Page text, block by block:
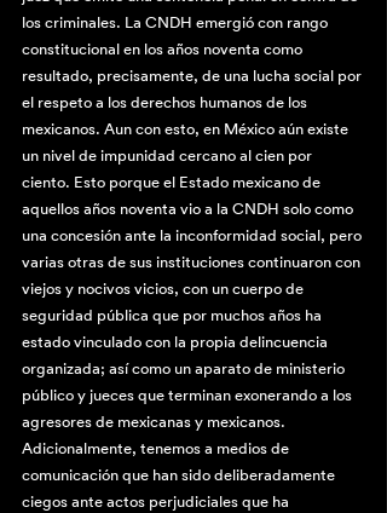
los criminales. La CNDH emergió con rango
constitucional en los años noventa como
resultado, precisamente, de una lucha social por
el respeto a los derechos humanos de los
mexicanos. Aun con esto, en México aún existe
un nivel de impunidad cercano al cien por
ciento. Esto porque el Estado mexicano de
aquellos años noventa vio a la CNDH solo como
una concesión ante la inconformidad social, pero
varias otras de sus instituciones continuaron con
viejos y nocivos vicios, con un cuerpo de
seguridad pública que por muchos años ha
estado vinculado con la propia delincuencia
organizada; así como un aparato de ministerio
público y jueces que terminan exonerando a los
agresores de mexicanas y mexicanos.
Adicionalmente, tenemos a medios de
comunicación que han sido deliberadamente
ciegos ante actos perjudiciales que ha